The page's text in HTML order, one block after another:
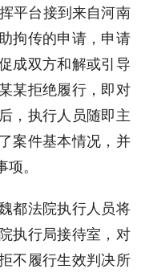
台接到来自河南
拘传的申请，申请
成双方和解或引导
某拒绝履行，即对
，执行人员随即主
案件基本情况，并
。
法院执行人员将
执行局接待室，对
不履行生效判决所